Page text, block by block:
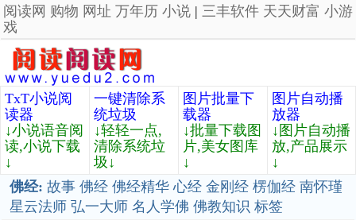
阅读网 购物 网址 万年历 小说 | 三丰软件 天天财富 小游
戏
TxT小说阅
读器
↓小说语音阅
读,小说下载
↓
一键清除系
统垃圾
↓轻轻一点,
清除系统垃
圾↓
图片批量下
载器
↓批量下载图
片,美女图库
↓
图片自动播
放器
↓图片自动播
放,产品展示
↓
佛经: 故事 佛经 佛经精华 心经 金刚经 楞伽经 南怀瑾
星云法师 弘一大师 名人学佛 佛教知识 标签